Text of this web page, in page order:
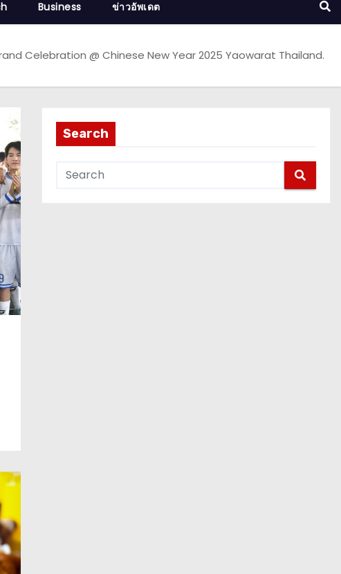
Business ข่าวอัพเดต
Celebration @ Chinese New Year 2025 Yaowarat Thailand.
Search